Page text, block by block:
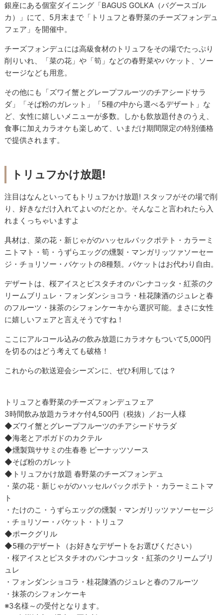
銀座にある個室ダイニング「BAGUS GOLKA（バグースゴル
カ）」にて、5月末まで「トリュフと春野菜のチーズフォンデュ
フェア」を開催中。
チーズフォンデュには高級食材のトリュフをその場でたっぷり
削りいれ、「菜の花」や「筍」などの春野菜やバケット、ソー
セージなども用意。
その他にも「ズワイ蟹とグレープフルーツのチアシードサラ
ダ」「そば粉のガレット」「5種の中から選べるデザート」な
ど、女性に嬉しいメニューが多数。しかも飲放題付きのうえ、
食事に加えカラオケも楽しめて、いまだけ期間限定の特別価格
で提供されます。
トリュフかけ放題!
注目はなんといってもトリュフかけ放題! スタッフがその場で削
り、好きなだけ入れてよいのだとか。そんなこと言われたら入
れまくっちゃいますよ
具材は、菜の花・新じゃがのハッセルバックポテト・カラーミ
ニトマト・筍・うずらエッグの燻製・マンガリッツァソーセー
ジ・チョリソー・バケットの8種類。バケットはお代わり自由。
デザートは、桜アイスとピスタチオのパンナコッタ・紅茶のク
リームブリュレ・フォンダンショコラ・桂花陳酒のジュレと春
のフルーツ・抹茶のシフォンケーキから選択可能。まさに女性
に嬉しいフェアと言えそうですね！
ここにアルコール込みの飲み放題にカラオケもついて5,000円
を切るのはどう考えても破格！
これからの歓送迎会シーズンに、ぜひ利用しては？
トリュフと春野菜のチーズフォンデュフェア
3時間飲み放題カラオケ付4,500円（税抜）／お一人様
◆ズワイ蟹とグレープフルーツのチアシードサラダ
◆海老とアボガドのカクテル
◆燻製鶏ササミの生春巻 ピーナッツソース
◆そば粉のガレット
◆トリュフかけ放題 春野菜のチーズフォンデュ
・菜の花・新じゃがのハッセルバックポテト・カラーミニトマ
ト
・たけのこ・うずらエッグの燻製・マンガリッツァソーセージ
・チョリソー・バケット・トリュフ
◆ポークグリル
◆5種のデザート（お好きなデザートをお選びください）
・桜アイスとピスタチオのパンナコッタ・紅茶のクリームブリ
ュレ
・フォンダンショコラ・桂花陳酒のジュレと春のフルーツ
・抹茶のシフォンケーキ
※3名様～の受付となります。